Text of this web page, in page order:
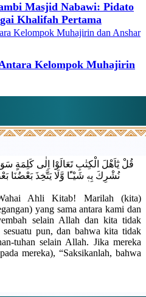
Masjid Nabawi: Pidato
Khalifah Pertama
Kelompok Muhajirin
قُلْ يٰٓاَهْلَ الْكِتٰبِ تَعَالَوْا اِلٰى كَلِمَةٍ سَوَاۤءٍۢ
نُشْرِكَ بِهٖ شَيْـًٔا وَّلَا يَتَّخِذَ بَعْضُنَا
Ahli Kitab! Marilah (kita)
yang sama antara kami dan
selain Allah dan kita tidak
sesuatu pun, dan bahwa kita tidak
tuhan selain Allah. Jika mereka
mereka), “Saksikanlah, bahwa